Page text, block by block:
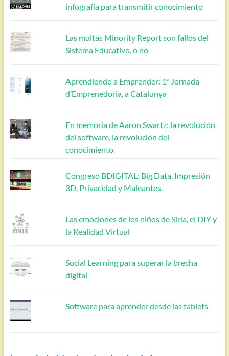
infografía para transmitir conocimiento
Las multas Minority Report son fallos del
Sistema Educativo, o no
Aprendiendo a Emprender: 1ª Jornada
d’Emprenedoria, a Catalunya
En memoria de Aaron Swartz: la revolución
del software, la revolución del
conocimiento.
Congreso BDIGITAL: Big Data, Impresión
3D, Privacidad y Maleantes.
Las emociones de los niños de Siria, el DIY y
la Realidad Virtual
Social Learning para superar la brecha
digital
Software para aprender desde las tablets